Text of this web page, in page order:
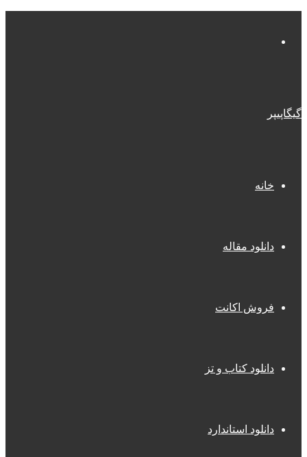
گیگاپیپر
خانه
دانلود مقاله
فروش اکانت
دانلود کتاب و تز
دانلود استاندارد